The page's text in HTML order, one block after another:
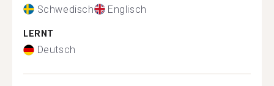
Schwedisch Englisch
LERNT
Deutsch